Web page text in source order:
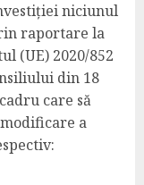
niciunul
raportare la
(UE) 2020/852
din 18
care să
a